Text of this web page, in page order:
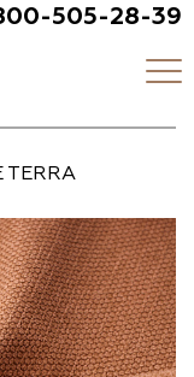
505-28-39